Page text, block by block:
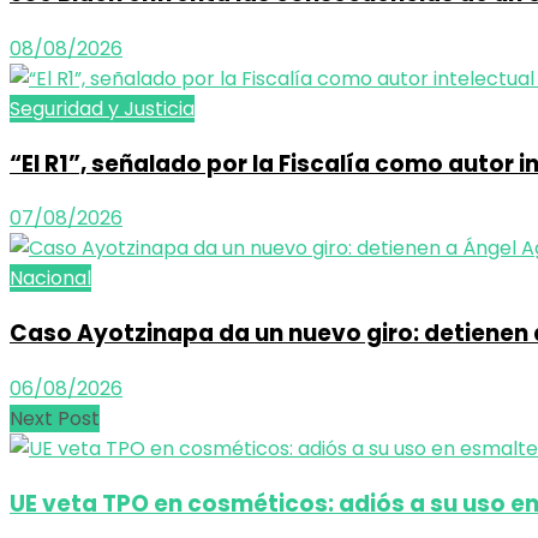
08/08/2026
Seguridad y Justicia
“El R1”, señalado por la Fiscalía como
07/08/2026
Nacional
Caso Ayotzinapa da un nuevo giro:
06/08/2026
Next Post
UE veta TPO en cosméticos: adiós a su uso